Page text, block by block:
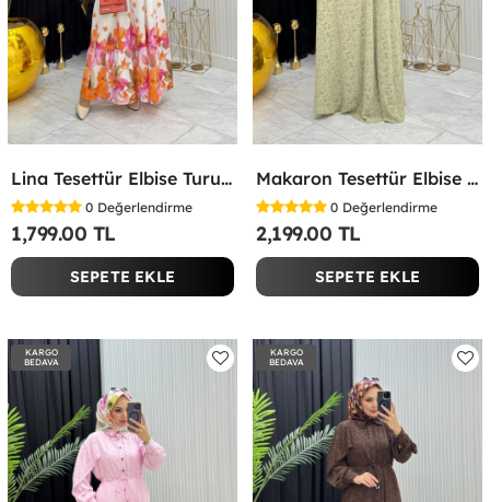
Lina Tesettür Elbise Turuncu Turuncu
0 Değerlendirme
1,799.00 TL
SEPETE EKLE
Makaron Tesettür Elbise Yeşil Yeşil
0 Değerlendirme
2,199.00 TL
SEPETE EKLE
KARGO
BEDAVA
KARGO
BEDAVA